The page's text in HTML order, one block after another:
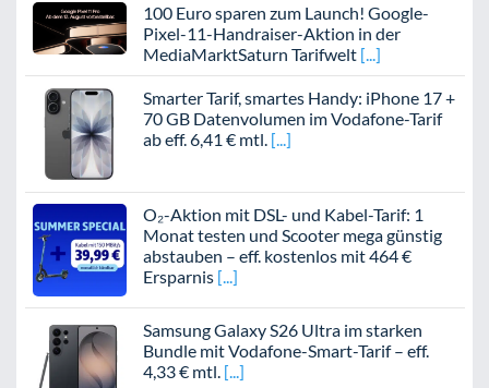
100 Euro sparen zum Launch! Google-
Pixel-11-Handraiser-Aktion in der
MediaMarktSaturn Tarifwelt
Smarter Tarif, smartes Handy: iPhone 17 +
70 GB Datenvolumen im Vodafone-Tarif
ab eff. 6,41 € mtl.
O₂-Aktion mit DSL- und Kabel-Tarif: 1
Monat testen und Scooter mega günstig
abstauben – eff. kostenlos mit 464 €
Ersparnis
Samsung Galaxy S26 Ultra im starken
Bundle mit Vodafone-Smart-Tarif – eff.
4,33 € mtl.